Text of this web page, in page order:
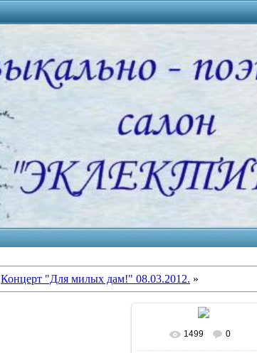
Концерт "Для милых дам!" 08.03.2012. »
В реальном размере
1499 0